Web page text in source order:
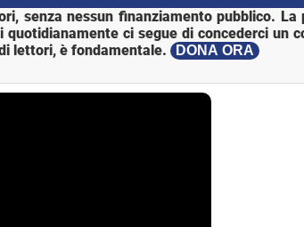
senza nessun finanziamento pubblico. La
ci segue di concederci un
lettori, è fondamentale.
DONA ORA